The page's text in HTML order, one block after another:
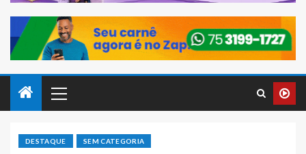
DESTAQUE SEM CATEGORIA